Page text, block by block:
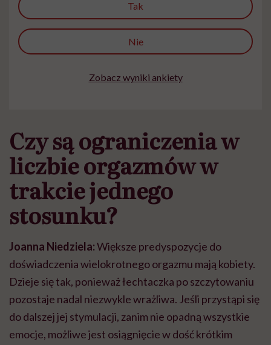
Tak
Nie
Zobacz wyniki ankiety
Czy są ograniczenia w
liczbie orgazmów w
trakcie jednego
stosunku?
Joanna Niedziela:Większe predyspozycje do
doświadczenia wielokrotnego orgazmu mają kobiety.
Dzieje się tak, ponieważ łechtaczka po szczytowaniu
pozostaje nadal niezwykle wrażliwa. Jeśli przystąpi się
do dalszej jej stymulacji, zanim nie opadną wszystkie
emocje, możliwe jest osiągnięcie w dość krótkim